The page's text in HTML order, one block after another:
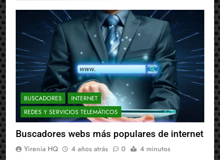
BUSCADORES
INTERNET
REDES Y SERVICIOS TELEMÁTICOS
Buscadores webs más populares de internet
Yirenia HQ 4 años atrás 0 4 minutos